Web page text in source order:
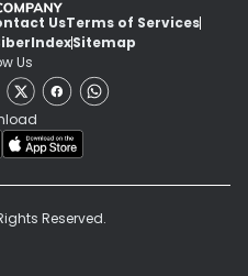
UsTerms of Services
IndexSitemap
Us
Reserved.